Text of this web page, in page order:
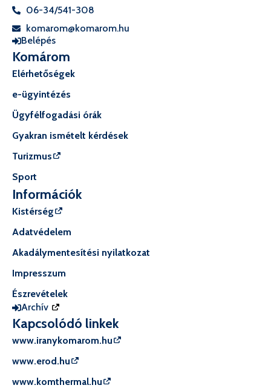
06-34/541-308
komarom@komarom.hu
Belépés
Komárom
Elérhetőségek
e-ügyintézés
Ügyfélfogadási órák
Gyakran ismételt kérdések
Turizmus
Sport
Információk
Kistérség
Adatvédelem
Akadálymentesítési nyilatkozat
Impresszum
Észrevételek
Archív
Kapcsolódó linkek
www.iranykomarom.hu
www.erod.hu
www.komthermal.hu